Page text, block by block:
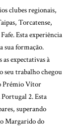
clubes regionais,
Torcatense,
. Esta experiência
sua formação.
expectativas à
seu trabalho chegou
Prémio Vítor
2. Esta
superando
Margarido do